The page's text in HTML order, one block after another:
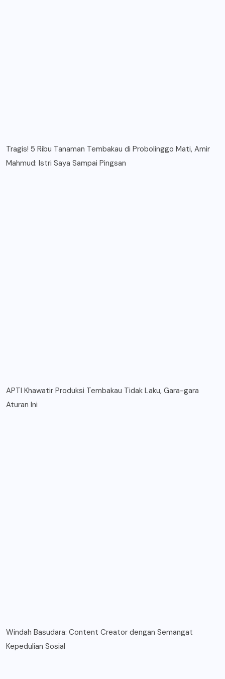
Tragis! 5 Ribu Tanaman Tembakau di Probolinggo Mati, Amir
Mahmud: Istri Saya Sampai Pingsan
APTI Khawatir Produksi Tembakau Tidak Laku, Gara-gara
Aturan Ini
Windah Basudara: Content Creator dengan Semangat
Kepedulian Sosial